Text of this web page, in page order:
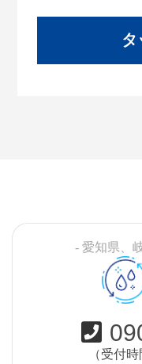
- 愛知県、
（受付